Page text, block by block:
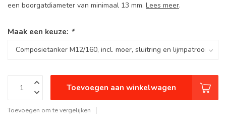
een boorgatdiameter van minimaal 13 mm. Lees meer.
Maak een keuze: *
Toevoegen aan winkelwagen
Toevoegen om te vergelijken